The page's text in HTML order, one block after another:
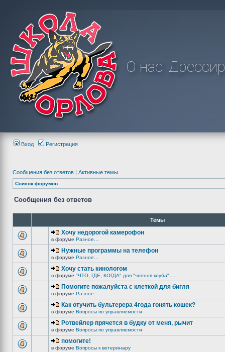
О нас
Вход Регистрация
Сообщения без ответов | Активные темы
Список форумов
Сообщения без ответов
Темы
Хочу недорогой камерофон
в форуме Разное...
Нужные программы на телефон
в форуме Разное...
Хочу стать кинологом
в форуме "ЧТО, ГДЕ, КОГДА" для "членов клуба"....
Помогите пожалуйста с клеткой для бигля
в форуме Разное...
Как отучить бультерера 4года гонять кошек?
в форуме Вопросы по управляемости
Ротвейлер прячется в будку от меня, рычит
в форуме Вопросы по управляемости
помогите!
в форуме Вопросы к ветеринару